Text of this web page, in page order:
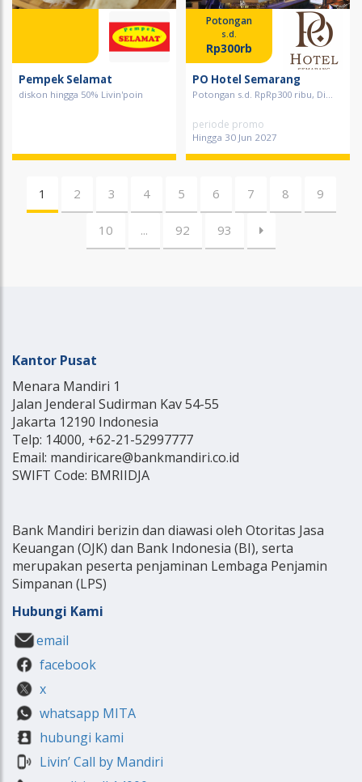
Pempek Selamat
diskon hingga 50% Livin'poin
Potongan
s.d.
Rp300rb
PO Hotel Semarang
Potongan s.d. RpRp300 ribu, Di...
periode promo
Hingga 30 Jun 2027
1 2 3 4 5 6 7 8 9
10 ... 92 93
Kantor Pusat
Menara Mandiri 1
Jalan Jenderal Sudirman Kav 54-55
Jakarta 12190 Indonesia
Telp: 14000, +62-21-52997777
Email: mandiricare@bankmandiri.co.id
SWIFT Code: BMRIIDJA
Bank Mandiri berizin dan diawasi oleh Otoritas Jasa
Keuangan (OJK) dan Bank Indonesia (BI), serta
merupakan peserta penjaminan Lembaga Penjamin
Simpanan (LPS)
Hubungi Kami
email
facebook
x
whatsapp MITA
hubungi kami
Livin’ Call by Mandiri